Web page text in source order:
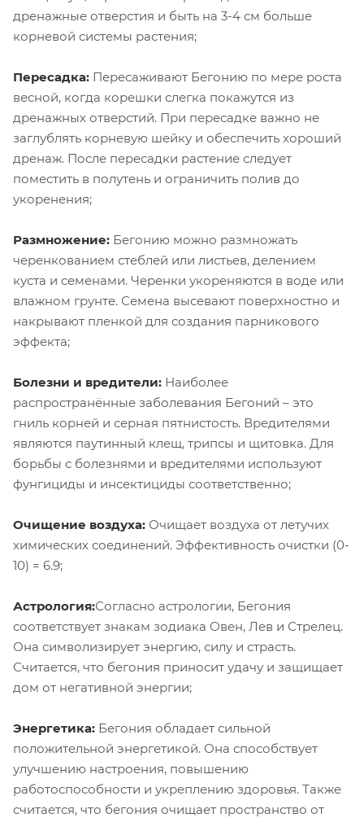
дренажные отверстия и быть на 3-4 см больше
корневой системы растения;
Пересадка: Пересаживают Бегонию по мере роста
весной, когда корешки слегка покажутся из
дренажных отверстий. При пересадке важно не
заглублять корневую шейку и обеспечить хороший
дренаж. После пересадки растение следует
поместить в полутень и ограничить полив до
укоренения;
Размножение: Бегонию можно размножать
черенкованием стеблей или листьев, делением
куста и семенами. Черенки укореняются в воде или
влажном грунте. Семена высевают поверхностно и
накрывают пленкой для создания парникового
эффекта;
Болезни и вредители: Наиболее
распространённые заболевания Бегоний – это
гниль корней и серная пятнистость. Вредителями
являются паутинный клещ, трипсы и щитовка. Для
борьбы с болезнями и вредителями используют
фунгициды и инсектициды соответственно;
Очищение воздуха: Очищает воздуха от летучих
химических соединений. Эффективность очистки (0-
10) = 6.9;
Астрология:Согласно астрологии, Бегония
соответствует знакам зодиака Овен, Лев и Стрелец.
Она символизирует энергию, силу и страсть.
Считается, что бегония приносит удачу и защищает
дом от негативной энергии;
Энергетика: Бегония обладает сильной
положительной энергетикой. Она способствует
улучшению настроения, повышению
работоспособности и укреплению здоровья. Также
считается, что бегония очищает пространство от